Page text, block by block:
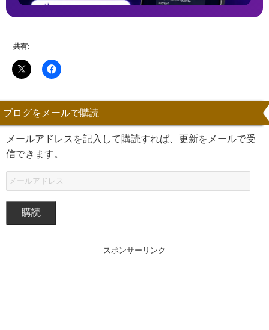
共有:
ブログをメールで購読
メールアドレスを記入して購読すれば、更新をメールで受
信できます。
購読
スポンサーリンク